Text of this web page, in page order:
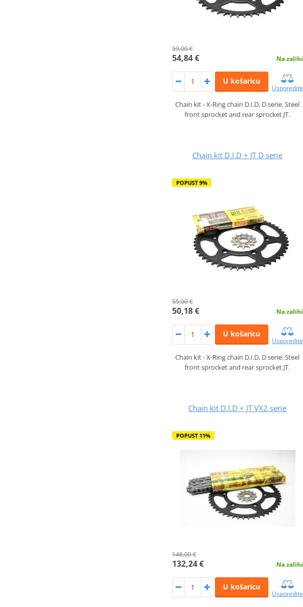
59,00 €
54,84 € Na zalihi
U košaricu
Usporedite
Chain kit - X-Ring chain D.I.D, D serie. Steel
front sprocket and rear sprocket JT.
Chain kit D.I.D + JT D serie
POPUST 9%
55,00 €
50,18 € Na zalihi
U košaricu
Usporedite
Chain kit - X-Ring chain D.I.D, D serie. Steel
front sprocket and rear sprocket JT.
Chain kit D.I.D + JT VX2 serie
POPUST 11%
148,00 €
132,24 € Na zalihi
U košaricu
Usporedite